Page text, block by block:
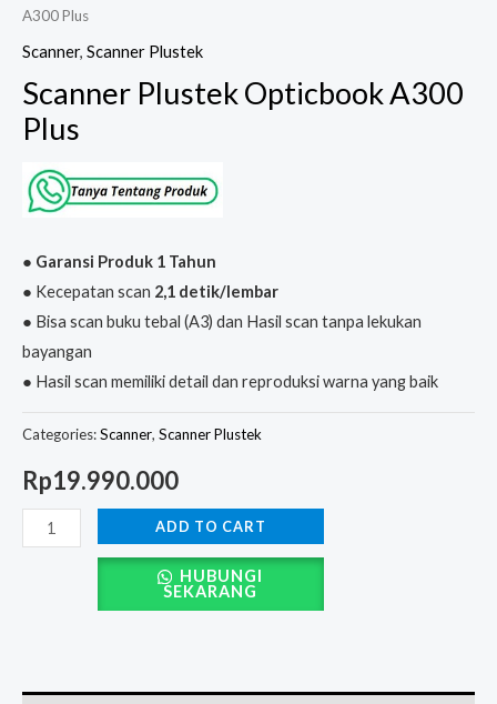
A300 Plus
Scanner, Scanner Plustek
Scanner Plustek Opticbook A300
Plus
● Garansi Produk 1 Tahun
● Kecepatan scan 2,1 detik/lembar
● Bisa scan buku tebal (A3) dan Hasil scan tanpa lekukan
bayangan
● Hasil scan memiliki detail dan reproduksi warna yang baik
Categories:Scanner, Scanner Plustek
Rp19.990.000
ADD TO CART
HUBUNGI
SEKARANG